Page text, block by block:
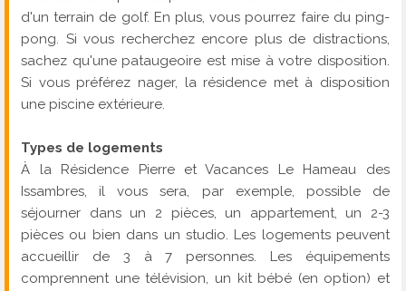
d'un terrain de golf. En plus, vous pourrez faire du ping-
pong. Si vous recherchez encore plus de distractions,
sachez qu'une pataugeoire est mise à votre disposition.
Si vous préférez nager, la résidence met à disposition
une piscine extérieure.
Types de logements
À la Résidence Pierre et Vacances Le Hameau des
Issambres, il vous sera, par exemple, possible de
séjourner dans un 2 pièces, un appartement, un 2-3
pièces ou bien dans un studio. Les logements peuvent
accueillir de 3 à 7 personnes. Les équipements
comprennent une télévision, un kit bébé (en option) et